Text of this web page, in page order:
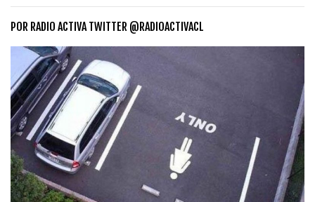
POR RADIO ACTIVA TWITTER @RADIOACTIVACL